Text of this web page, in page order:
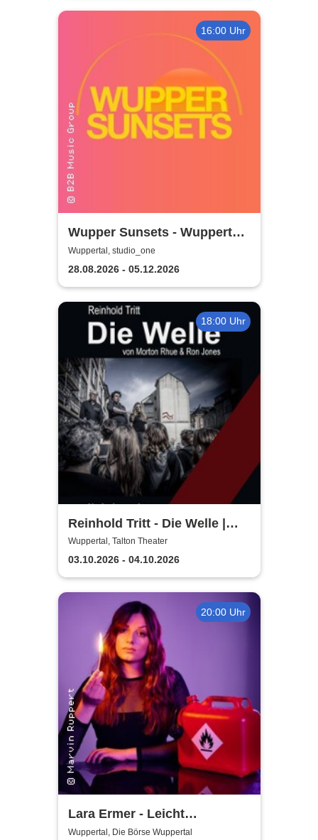
16:00 Uhr
Wupper Sunsets - Wuppertals
No. 1 Rooftop Event
Wuppertal, studio_one
28.08.2026 - 05.12.2026
18:00 Uhr
Reinhold Tritt - Die Welle |
Kurzgeschichte von Morton
Rhue & Ron Jones
Wuppertal, Talton Theater
03.10.2026 - 04.10.2026
20:00 Uhr
Lara Ermer - Leicht
entflammbar
Wuppertal, Die Börse Wuppertal